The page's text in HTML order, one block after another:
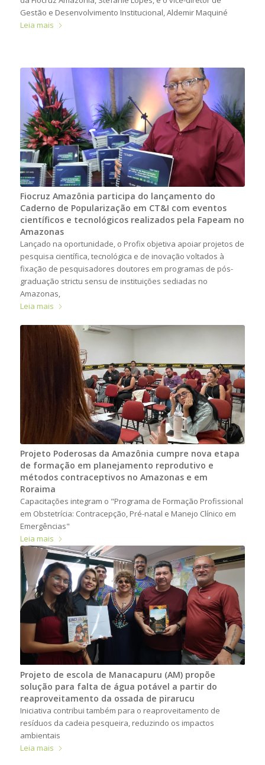
Gestão e Desenvolvimento Institucional, Aldemir Maquiné
Leia mais
Fiocruz Amazônia participa do lançamento do
Caderno de Popularização em CT&I com eventos
científicos e tecnológicos realizados pela Fapeam no
Amazonas
Lançado na oportunidade, o Profix objetiva apoiar projetos de
pesquisa científica, tecnológica e de inovação voltados à
fixação de pesquisadores doutores em programas de pós-
graduação strictu sensu de instituições sediadas no
Amazonas,
Leia mais
Projeto Poderosas da Amazônia cumpre nova etapa
de formação em planejamento reprodutivo e
métodos contraceptivos no Amazonas e em
Roraima
Capacitações integram o "Programa de Formação Profissional
em Obstetrícia: Contracepção, Pré-natal e Manejo Clínico em
Emergências"
Leia mais
Projeto de escola de Manacapuru (AM) propõe
solução para falta de água potável a partir do
reaproveitamento da ossada de pirarucu
Iniciativa contribui também para o reaproveitamento de
resíduos da cadeia pesqueira, reduzindo os impactos
ambientais
Leia mais